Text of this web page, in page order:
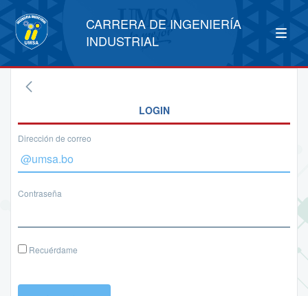
CARRERA DE INGENIERÍA
INDUSTRIAL
LOGIN
Dirección de correo
Contraseña
Recuérdame